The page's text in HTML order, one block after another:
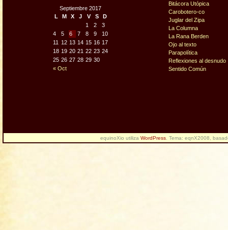
Septiembre 2017
L
M X J V S D
« Oct
1 2
3
4
5 6 7 8 9
10
11
12 13 14 15 16 17
18 19 20 21 22 23 24
25 26 27 28 29 30
Bitácora Utópica
Carobotero-co
Juglar del Zipa
La Columna
La Rana Berden
Ojo al texto
Parapolítica
Reflexiones al desnudo
Sentido Común
equinoXio utiliza WordPress. Tema: eqnX2008,